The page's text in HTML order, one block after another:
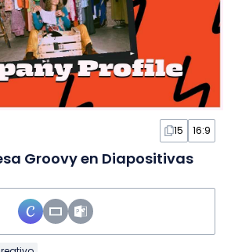
15 16:9
Groovy en Diapositivas